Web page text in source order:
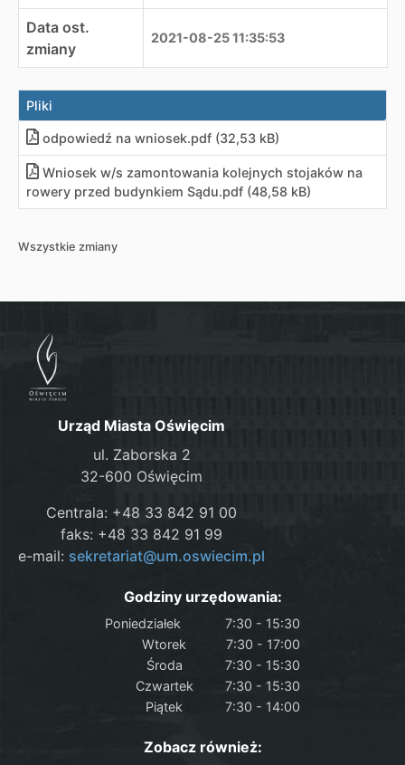
Data ost.
zmiany
2021-08-25 11:35:53
Pliki
odpowiedź na wniosek.pdf (32,53 kB)
Wniosek w/s zamontowania kolejnych stojaków na
rowery przed budynkiem Sądu.pdf (48,58 kB)
Wszystkie zmiany
Urząd Miasta Oświęcim
ul. Zaborska 2
32-600 Oświęcim
Centrala: +48 33 842 91 00
faks: +48 33 842 91 99
e-mail: sekretariat@um.oswiecim.pl
Godziny urzędowania:
Poniedziałek
7:30 - 15:30
Wtorek
7:30 - 17:00
Środa
7:30 - 15:30
Czwartek
7:30 - 15:30
Piątek
7:30 - 14:00
Zobacz również: